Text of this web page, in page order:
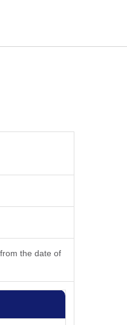
the date of